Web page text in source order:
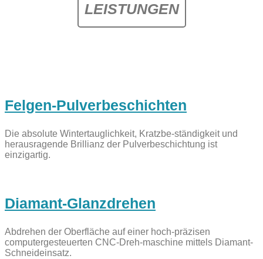
LEISTUNGEN
Felgen-Pulverbeschichten
Die absolute Wintertauglichkeit, Kratzbe-ständigkeit und
herausragende Brillianz der Pulverbeschichtung ist
einzigartig.
Diamant-Glanzdrehen
Abdrehen der Oberfläche auf einer hoch-präzisen
computergesteuerten CNC-Dreh-maschine mittels Diamant-
Schneideinsatz.